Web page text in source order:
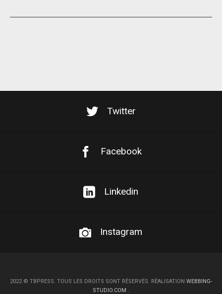
Twitter
Facebook
Linkedin
Instagram
2022 © TBPRESS. TOUS LES DROITS SONT RÉSERVÉS. RÉALISATION WEBBING-
STUDIO.COM .